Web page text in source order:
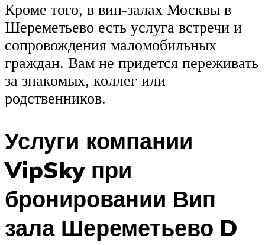
Кроме того, в вип-залах Москвы в
Шереметьево есть услуга встречи и
сопровождения маломобильных
граждан. Вам не придется переживать
за знакомых, коллег или
родственников.
Услуги компании
VipSky при
бронировании Вип
зала Шереметьево D